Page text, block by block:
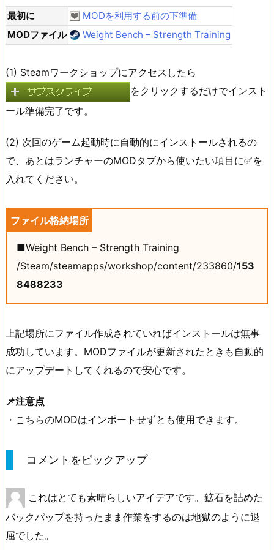
最初に
MODを利用する前の下準備
MODファイル
Weight Bench – Strength Training
(1) Steamワークショップにアクセスしたら
をクリックするだけでインスト
ール準備完了です。
(2) 次回のゲーム起動時に自動的にインストールされるの
で、あとはランチャーのMODタブから使いたい項目に✅を
入れてください。
ファイル格納場所
■Weight Bench – Strength Training
/Steam/steamapps/workshop/content/233860/153
8488233
上記場所にファイル作成されていればインストールは無事
成功しています。MODファイルが更新されたときも自動的
にアップデートしてくれるので安心です。
📌注意点
・こちらのMODはインポートせずとも使用できます。
コメントをピックアップ
これはとても素晴らしいアイデアです。鉱石を詰めた
バックパップを持ったまま作業をするのは地獄のように退
屈でした。